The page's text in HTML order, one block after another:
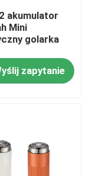
akumulator
Mini
golarka
zapytanie